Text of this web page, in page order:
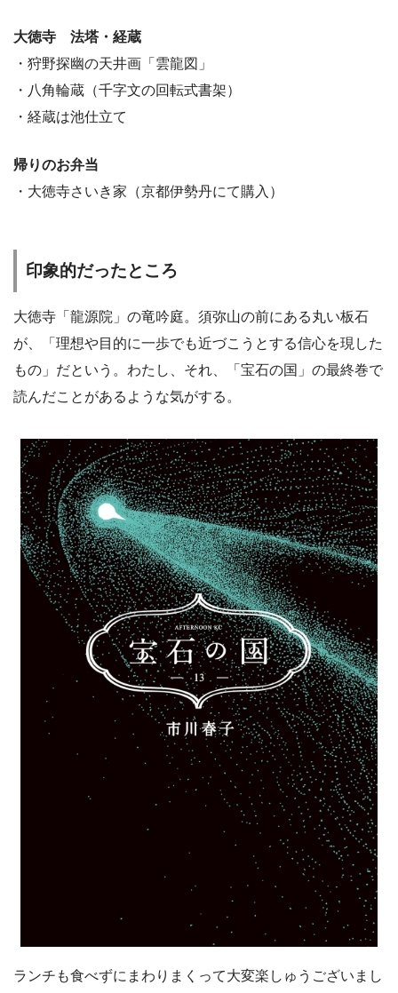
大徳寺 法塔・経蔵
・狩野探幽の天井画「雲龍図」
・八角輪蔵（千字文の回転式書架）
・経蔵は池仕立て
帰りのお弁当
・大徳寺さいき家（京都伊勢丹にて購入）
印象的だったところ
大徳寺「龍源院」の竜吟庭。須弥山の前にある丸い板石
が、「理想や目的に一歩でも近づこうとする信心を現した
もの」だという。わたし、それ、「宝石の国」の最終巻で
読んだことがあるような気がする。
ランチも食べずにまわりまくって大変楽しゅうございまし